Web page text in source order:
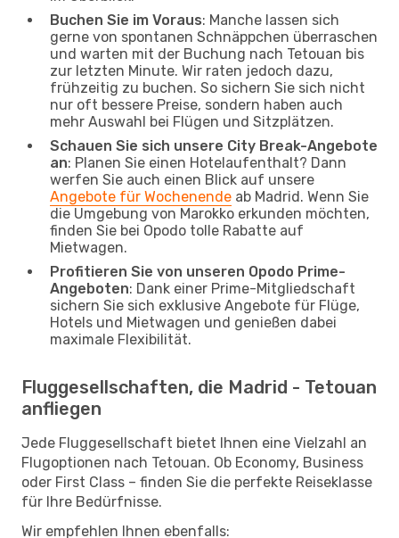
Buchen Sie im Voraus: Manche lassen sich
gerne von spontanen Schnäppchen überraschen
und warten mit der Buchung nach Tetouan bis
zur letzten Minute. Wir raten jedoch dazu,
frühzeitig zu buchen. So sichern Sie sich nicht
nur oft bessere Preise, sondern haben auch
mehr Auswahl bei Flügen und Sitzplätzen.
Schauen Sie sich unsere City Break-Angebote
an: Planen Sie einen Hotelaufenthalt? Dann
werfen Sie auch einen Blick auf unsere
Angebote für Wochenende ab Madrid. Wenn Sie
die Umgebung von Marokko erkunden möchten,
finden Sie bei Opodo tolle Rabatte auf
Mietwagen.
Profitieren Sie von unseren Opodo Prime-
Angeboten: Dank einer Prime-Mitgliedschaft
sichern Sie sich exklusive Angebote für Flüge,
Hotels und Mietwagen und genießen dabei
maximale Flexibilität.
Fluggesellschaften, die Madrid - Tetouan
anfliegen
Jede Fluggesellschaft bietet Ihnen eine Vielzahl an
Flugoptionen nach Tetouan. Ob Economy, Business
oder First Class – finden Sie die perfekte Reiseklasse
für Ihre Bedürfnisse.
Wir empfehlen Ihnen ebenfalls: